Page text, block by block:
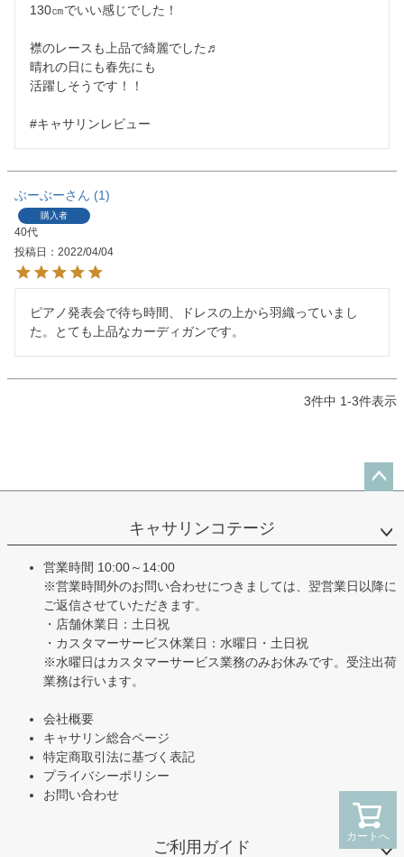
カートへ
130㎝でいい感じでした！
襟のレースも上品で綺麗でした♬
晴れの日にも春先にも
活躍しそうです！！
ぶーぶー 1
購入者
40代
投稿日
2022/04/04
ピアノ発表会で待ち時間、ドレスの上から羽織っていまし
た。とても上品なカーディガンです。
3件中 1-3件表示
ップ
キャサリンコテージ
営業時間 10:00～14:00
※営業時間外のお問い合わせにつきましては、翌営業日以降に
ご返信させていただきます。
・店舗休業日：土日祝
・カスタマーサービス休業日：水曜日・土日祝
※水曜日はカスタマーサービス業務のみお休みです。受注出荷
業務は行います。
会社概要
キャサリン総合ページ
特定商取引法に基づく表記
プライバシーポリシー
お問い合わせ
ご利用ガイド